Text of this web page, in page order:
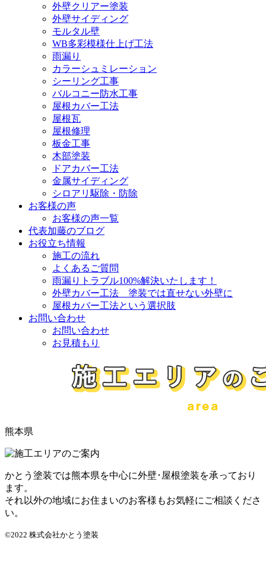
外壁クリアー塗装
外壁サイディング
モルタル壁
WB多彩模様仕上げ工法
雨漏り
カラーシュミレーション
シーリング工事
バルコニー防水工事
屋根カバー工法
屋根瓦
屋根修理
板金工事
木部塗装
ドアカバー工法
金属サイディング
シロアリ駆除・防除
お客様の声
お客様の声一覧
代表加藤のブログ
お役立ち情報
施工の流れ
よくあるご質問
雨漏りトラブル100%解決いたします！
外壁カバー工法 塗装では直せない外壁に
屋根カバー工法という選択肢
お問い合わせ
お問い合わせ
お見積もり
熊本県
かとう塗装では熊本県を中心に外壁･屋根塗装を承っており
ます。
それ以外の地域にお住まいのお客様もお気軽にご相談くださ
い。
©2022 株式会社かとう塗装